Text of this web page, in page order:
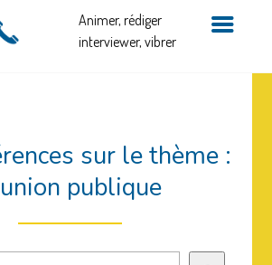
sur le thème :
publique
Animer, rédiger
interviewer, vibrer